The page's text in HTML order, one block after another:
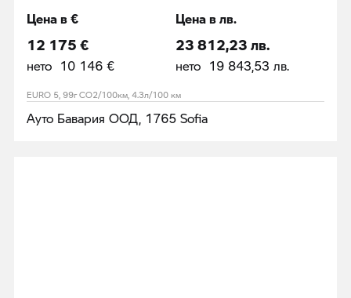
Цена в €
12 175 €
нето 10 146 €
Цена в лв.
23 812,23 лв.
нето 19 843,53 лв.
EURO 5, 99г CO2/100км, 4.3л/100 км
Ауто Бавария ООД, 1765 Sofia